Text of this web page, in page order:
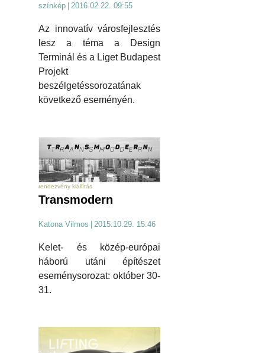
színkép | 2016.02.22. 09:55
Az innovatív városfejlesztés
lesz a téma a Design
Terminál és a Liget Budapest
Projekt
beszélgetéssorozatának
következő eseményén.
rendezvény kiállítás
Transmodern
Katona Vilmos | 2015.10.29. 15:46
Kelet- és közép-európai
háború utáni építészet
eseménysorozat: október 30-
31.